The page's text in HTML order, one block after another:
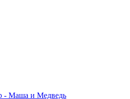
- Маша и Медведь